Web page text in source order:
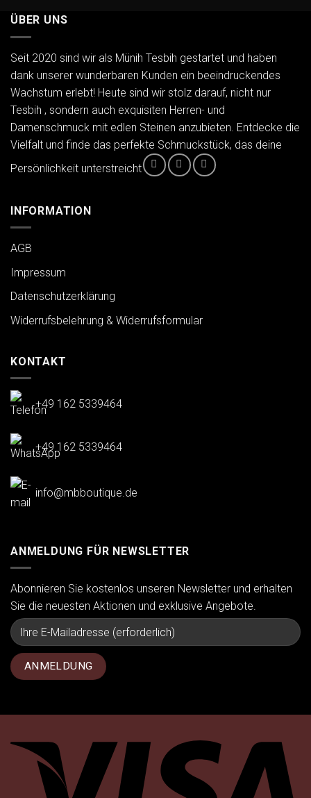
ÜBER UNS
Seit 2020 sind wir als Münih Tesbih gestartet und haben
dank unserer wunderbaren Kunden ein beeindruckendes
Wachstum erlebt! Heute sind wir stolz darauf, nicht nur
Tesbih , sondern auch exquisiten Herren- und
Damenschmuck mit edlen Steinen anzubieten. Entdecke die
Vielfalt und finde das perfekte Schmuckstück, das deine
Persönlichkeit unterstreicht
INFORMATION
AGB
Impressum
Datenschutzerklärung
Widerrufsbelehrung & Widerrufsformular
KONTAKT
+49 162 5339464
+49 162 5339464
info@mbboutique.de
ANMELDUNG FÜR NEWSLETTER
Abonnieren Sie kostenlos unseren Newsletter und erhalten
Sie die neuesten Aktionen und exklusive Angebote.